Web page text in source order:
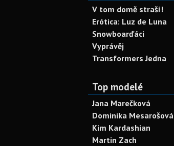
V tom domě straší!
Erótica: Luz de Luna
Snowboarďáci
Vyprávěj
Transformers Jedna
Top modelé
Jana Marečková
Dominika Mesarošová
Kim Kardashian
Martin Zach